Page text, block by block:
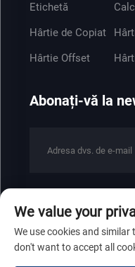
Etichetă
Hârtie de Copiat
Hârtie Offset
Abonați-vă la
Drepturi de autor © 2025
Co., Ltd
Politica
We value your
We use cookies and
don't want to accept all